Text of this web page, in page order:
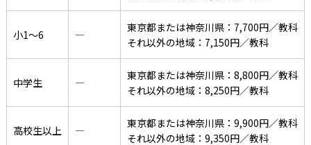
小1〜6 ―
東京都または神奈川県：7,700円／教科
それ以外の地域：7,150円／教科
中学生 ―
東京都または神奈川県：8,800円／教科
それ以外の地域：8,250円／教科
高校生以上 ―
東京都または神奈川県：9,900円／教科
それ以外の地域：9,350円／教科